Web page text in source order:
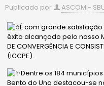
Publicado por ASCOM -
É com grande
êxito alcançado pelo nosso
DE CONVERGÊNCIA E
(ICCPE).
Dentre os 184
Bento do Una destacou-se